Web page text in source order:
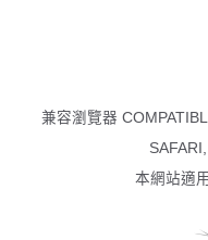
兼容瀏覽器
本網站適